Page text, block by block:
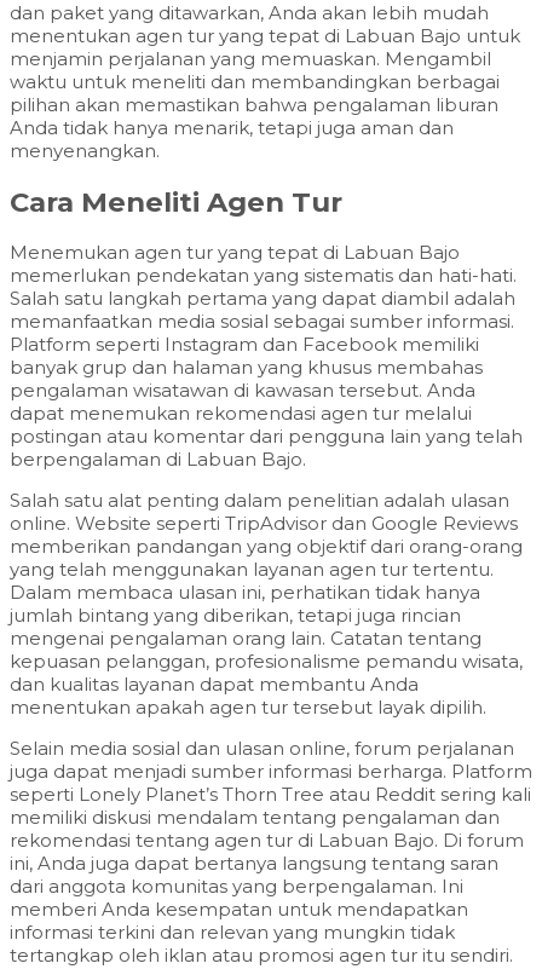
dan paket yang ditawarkan, Anda akan lebih mudah
menentukan agen tur yang tepat di Labuan Bajo untuk
menjamin perjalanan yang memuaskan. Mengambil
waktu untuk meneliti dan membandingkan berbagai
pilihan akan memastikan bahwa pengalaman liburan
Anda tidak hanya menarik, tetapi juga aman dan
menyenangkan.
Cara Meneliti Agen Tur
Menemukan agen tur yang tepat di Labuan Bajo
memerlukan pendekatan yang sistematis dan hati-hati.
Salah satu langkah pertama yang dapat diambil adalah
memanfaatkan media sosial sebagai sumber informasi.
Platform seperti Instagram dan Facebook memiliki
banyak grup dan halaman yang khusus membahas
pengalaman wisatawan di kawasan tersebut. Anda
dapat menemukan rekomendasi agen tur melalui
postingan atau komentar dari pengguna lain yang telah
berpengalaman di Labuan Bajo.
Salah satu alat penting dalam penelitian adalah ulasan
online. Website seperti TripAdvisor dan Google Reviews
memberikan pandangan yang objektif dari orang-orang
yang telah menggunakan layanan agen tur tertentu.
Dalam membaca ulasan ini, perhatikan tidak hanya
jumlah bintang yang diberikan, tetapi juga rincian
mengenai pengalaman orang lain. Catatan tentang
kepuasan pelanggan, profesionalisme pemandu wisata,
dan kualitas layanan dapat membantu Anda
menentukan apakah agen tur tersebut layak dipilih.
Selain media sosial dan ulasan online, forum perjalanan
juga dapat menjadi sumber informasi berharga. Platform
seperti Lonely Planet’s Thorn Tree atau Reddit sering kali
memiliki diskusi mendalam tentang pengalaman dan
rekomendasi tentang agen tur di Labuan Bajo. Di forum
ini, Anda juga dapat bertanya langsung tentang saran
dari anggota komunitas yang berpengalaman. Ini
memberi Anda kesempatan untuk mendapatkan
informasi terkini dan relevan yang mungkin tidak
tertangkap oleh iklan atau promosi agen tur itu sendiri.